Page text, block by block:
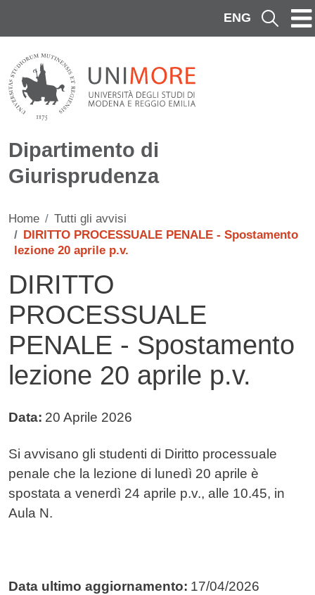
ENG Cerca
Dipartimento di
Giurisprudenza
Home
Tutti gli avvisi
DIRITTO PROCESSUALE PENALE - Spostamento
lezione 20 aprile p.v.
DIRITTO
PROCESSUALE
PENALE - Spostamento
lezione 20 aprile p.v.
Data: 20 Aprile 2026
Testo avviso
Si avvisano gli studenti di Diritto processuale
penale che la lezione di lunedì 20 aprile è
spostata a venerdì 24 aprile p.v., alle 10.45, in
Aula N.
Data ultimo aggiornamento: 17/04/2026